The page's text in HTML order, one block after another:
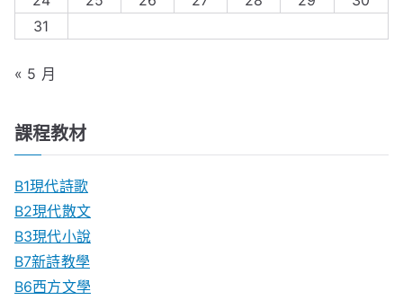
31
« 5 月
課程教材
B1現代詩歌
B2現代散文
B3現代小說
B7新詩教學
B6西方文學